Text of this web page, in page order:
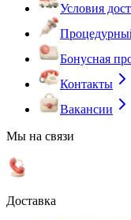
Условия
Бонусная
Контакты
Вакансии
Мы на связи
Доставка